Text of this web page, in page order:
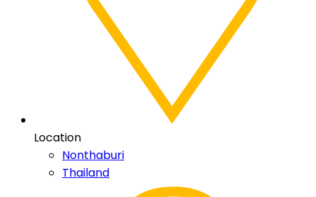
Location
Nonthaburi
Thailand